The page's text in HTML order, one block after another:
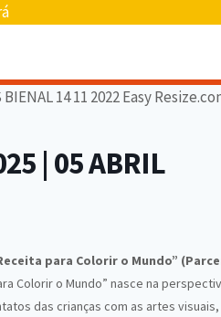
| 05 ABRIL
para Colorir o Mundo”
Colorir o Mundo” nasce na
das crianças com as artes